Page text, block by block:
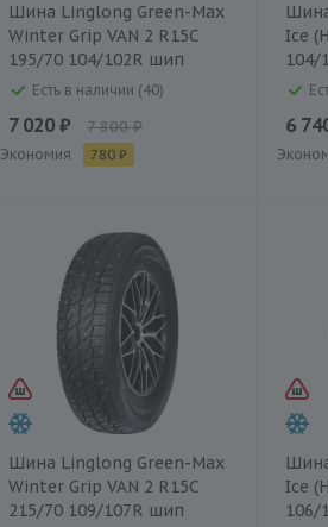
Шина Linglong Green-Max
Winter Grip VAN 2 R15C
195/70 104/102R шип
Есть в наличии (40)
7 020 ₽ 7 800 ₽
Экономия 780 ₽
Ice
104/
6
Шина Linglong Green-Max
Winter Grip VAN 2 R15C
215/70 109/107R шип
Ice
106/